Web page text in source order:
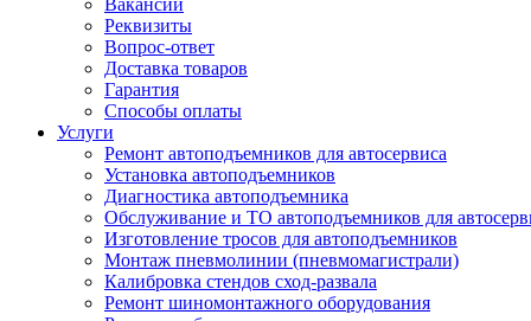
Вакансии
Реквизиты
Вопрос-ответ
Доставка товаров
Гарантия
Способы оплаты
Услуги
Ремонт автоподъемников для автосервиса
Установка автоподъемников
Диагностика автоподъемника
Обслуживание и ТО автоподъемников для
Изготовление тросов для автоподъемников
Монтаж пневмолинии (пневмомагистрали)
Калибровка стендов сход-развала
Ремонт шиномонтажного оборудования